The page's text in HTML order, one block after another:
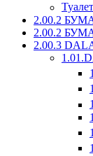
2.00.2
2.00.2
2.00.3